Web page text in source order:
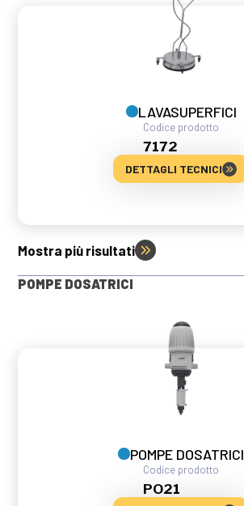
LAVASUPERFICI
Codice prodotto
7172
DETTAGLI TECNICI
Mostra più risultati
POMPE DOSATRICI
POMPE DOSATRICI
Codice prodotto
PO21